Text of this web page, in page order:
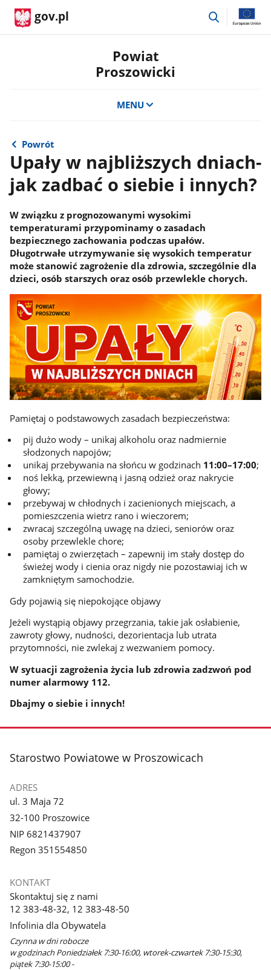
gov.pl
przejdź
Powiat
Proszowicki
MENU
Powrót
Upały w najbliższych dniach-
jak zadbać o siebie i innych?
W związku z prognozowanymi wysokimi
temperaturami przypominamy o zasadach
bezpiecznego zachowania podczas upałów.
Długotrwałe utrzymywanie się wysokich temperatur
może stanowić zagrożenie dla zdrowia, szczególnie dla
dzieci, osób starszych oraz osób przewlekle chorych.
Pamiętaj o podstawowych zasadach bezpieczeństwa:
pij dużo wody – unikaj alkoholu oraz nadmiernie
słodzonych napojów;
unikaj przebywania na słońcu w godzinach 11:00–17:00;
noś lekką, przewiewną i jasną odzież oraz nakrycie
głowy;
przebywaj w chłodnych i zacienionych miejscach, a
pomieszczenia wietrz rano i wieczorem;
zwracaj szczególną uwagę na dzieci, seniorów oraz
osoby przewlekle chore;
pamiętaj o zwierzętach – zapewnij im stały dostęp do
świeżej wody i cienia oraz nigdy nie pozostawiaj ich w
zamkniętym samochodzie.
Gdy pojawią się niepokojące objawy
Jeżeli wystąpią objawy przegrzania, takie jak osłabienie,
zawroty głowy, nudności, dezorientacja lub utrata
przytomności, nie zwlekaj z wezwaniem pomocy.
W sytuacji zagrożenia życia lub zdrowia zadzwoń pod
numer alarmowy 112.
Dbajmy o siebie i innych!
stopka
Starostwo Powiatowe w Proszowicach
ADRES
ul. 3 Maja 72
32-100 Proszowice
NIP 6821437907
Regon 351554850
KONTAKT
Skontaktuj się z nami
12 383-48-32, 12 383-48-50
Infolinia dla Obywatela
Czynna w dni robocze
w godzinach Poniedziałek 7:30-16:00, wtorek-czwartek 7:30-15:30,
piątek 7:30-15:00 -